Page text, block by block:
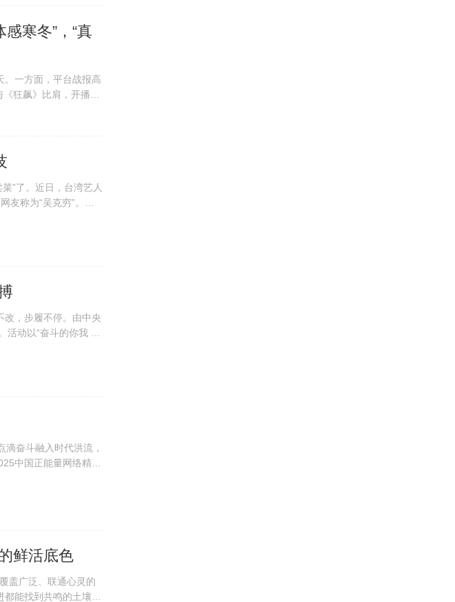
感寒冬”，“真
。一方面，平台战报高
狂飙》比肩，开播6
剧；但另一方面，#
”了。近日，台湾艺人
称为“吴克穷”。从
改，步履不停。由中央
动以“奋斗的你我 奋
滴奋斗融入时代洪流，
中国正能量网络精品
鲜活底色
盖广泛、联通心灵的
都能找到共鸣的土壤。